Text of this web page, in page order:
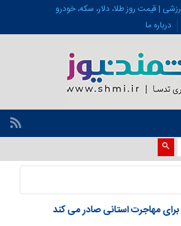
| قیمت روز طلا، دلار، سکه، خودرو
درباره ما